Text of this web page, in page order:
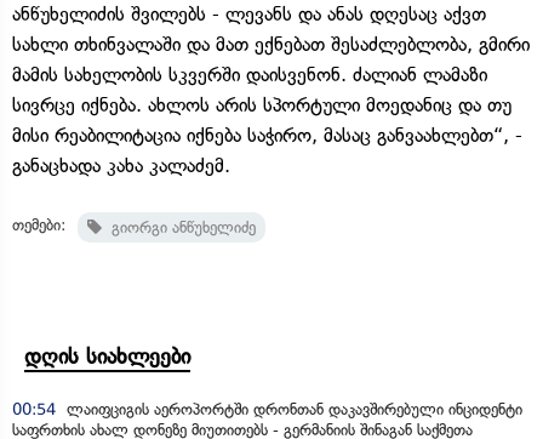
ანწუხელიძის შვილებს - ლევანს და ანას დღესაც აქვთ
სახლი თხინვალაში და მათ ექნებათ შესაძლებლობა, გმირი
მამის სახელობის სკვერში დაისვენონ. ძალიან ლამაზი
სივრცე იქნება. ახლოს არის სპორტული მოედანიც და თუ
მისი რეაბილიტაცია იქნება საჭირო, მასაც განვაახლებთ“, -
განაცხადა კახა კალაძემ.
თემები: გიორგი ანწუხელიძე
დღის სიახლეები
00:54 ლაიფციგის აეროპორტში დრონთან დაკავშირებული ინციდენტი
საფრთხის ახალ დონეზე მიუთითებს - გერმანიის შინაგან საქმეთა